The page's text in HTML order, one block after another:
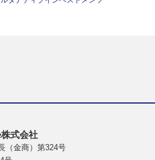
式会社
（金商）第324号